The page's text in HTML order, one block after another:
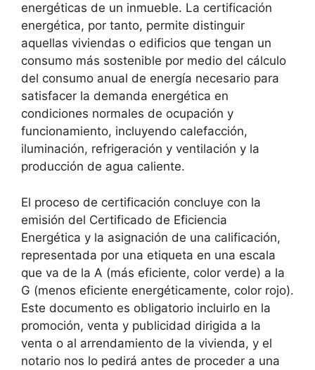
energéticas de un inmueble. La certificación
energética, por tanto, permite distinguir
aquellas viviendas o edificios que tengan un
consumo más sostenible por medio del cálculo
del consumo anual de energía necesario para
satisfacer la demanda energética en
condiciones normales de ocupación y
funcionamiento, incluyendo calefacción,
iluminación, refrigeración y ventilación y la
producción de agua caliente.
El proceso de certificación concluye con la
emisión del Certificado de Eficiencia
Energética y la asignación de una calificación,
representada por una etiqueta en una escala
que va de la A (más eficiente, color verde) a la
G (menos eficiente energéticamente, color rojo).
Este documento es obligatorio incluirlo en la
promoción, venta y publicidad dirigida a la
venta o al arrendamiento de la vivienda, y el
notario nos lo pedirá antes de proceder a una